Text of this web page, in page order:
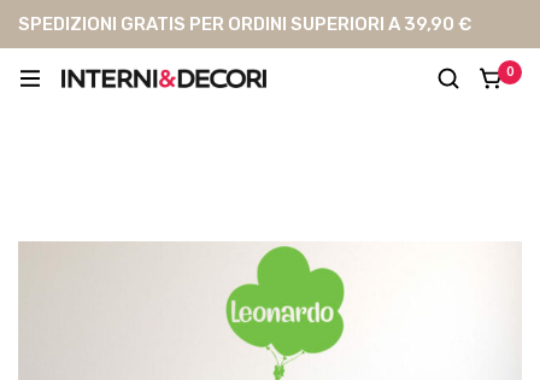
SPEDIZIONI GRATIS PER ORDINI SUPERIORI A 39,90 €
0